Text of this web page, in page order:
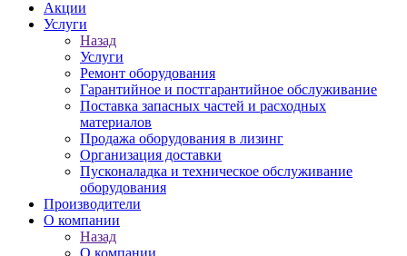
Акции
Услуги
Назад
Услуги
Ремонт оборудования
Гарантийное и постгарантийное обслуживание
Поставка запасных частей и расходных
материалов
Продажа оборудования в лизинг
Организация доставки
Пусконаладка и техническое обслуживание
оборудования
Производители
О компании
Назад
О компании